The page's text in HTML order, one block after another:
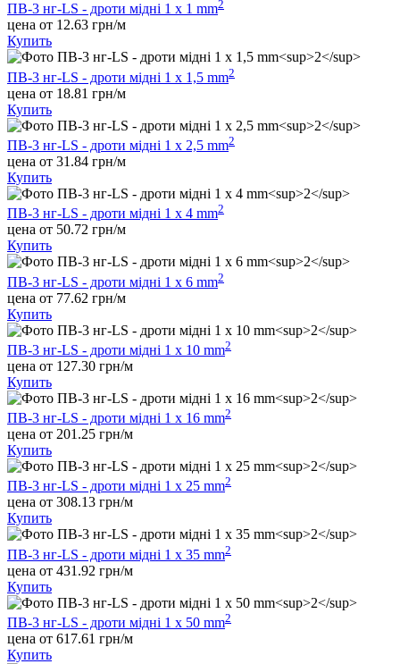
ПВ-3 нг-LS - дроти мідні 1 х 1 mm2
цена от 12.63 грн/м
Купить
ПВ-3 нг-LS - дроти мідні 1 х 1,5 mm2
цена от 18.81 грн/м
Купить
ПВ-3 нг-LS - дроти мідні 1 х 2,5 mm2
цена от 31.84 грн/м
Купить
ПВ-3 нг-LS - дроти мідні 1 х 4 mm2
цена от 50.72 грн/м
Купить
ПВ-3 нг-LS - дроти мідні 1 х 6 mm2
цена от 77.62 грн/м
Купить
ПВ-3 нг-LS - дроти мідні 1 х 10 mm2
цена от 127.30 грн/м
Купить
ПВ-3 нг-LS - дроти мідні 1 х 16 mm2
цена от 201.25 грн/м
Купить
ПВ-3 нг-LS - дроти мідні 1 х 25 mm2
цена от 308.13 грн/м
Купить
ПВ-3 нг-LS - дроти мідні 1 х 35 mm2
цена от 431.92 грн/м
Купить
ПВ-3 нг-LS - дроти мідні 1 х 50 mm2
цена от 617.61 грн/м
Купить